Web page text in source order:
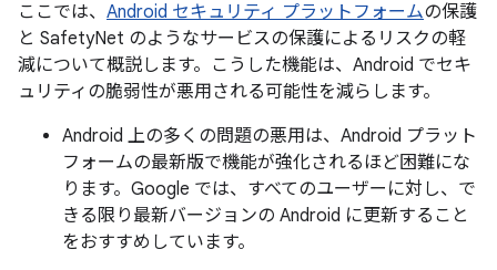
ここでは、 Android セキュリティ プラットフォームの保護
と SafetyNet のようなサービスの保護によるリスクの軽
減について概説します。こうした機能は、Android でセキ
ュリティの脆弱性が悪用される可能性を減らします。
Android 上の多くの問題の悪用は、Android プラット
フォームの最新版で機能が強化されるほど困難にな
ります。Google では、すべてのユーザーに対し、で
きる限り最新バージョンの Android に更新すること
をおすすめしています。